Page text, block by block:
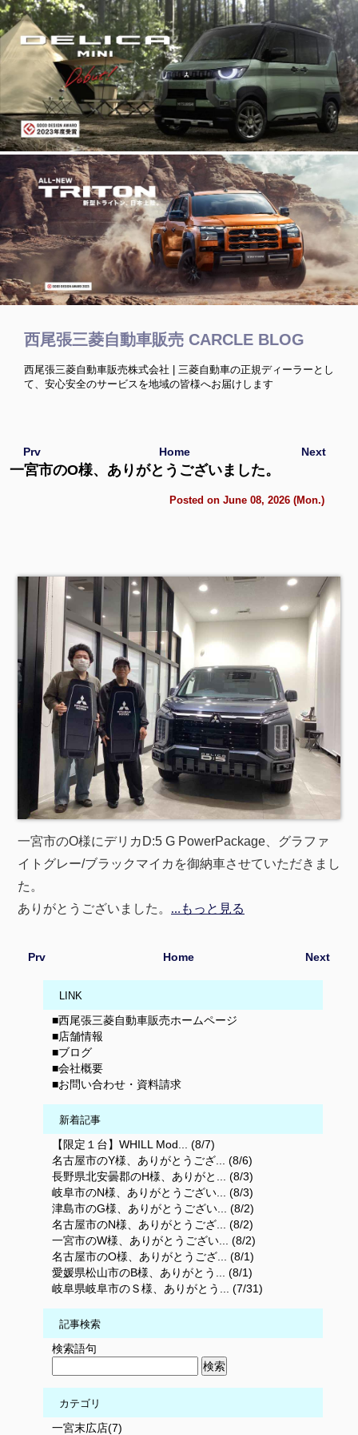
西尾張三菱自動車販売 CARCLE BLOG
西尾張三菱自動車販売株式会社 | 三菱自動車の正規ディーラーとし
て、安心安全のサービスを地域の皆様へお届けします
Next
Prv Home
一宮市のO様、ありがとうございました。
Posted on June 08, 2026 (Mon.)
一宮市のO様にデリカD:5 G PowerPackage、グラファ
イトグレー/ブラックマイカを御納車させていただきまし
た。
ありがとうございました。 …もっと見る
Prv Next
Home
LINK
■西尾張三菱自動車販売ホームページ
■店舗情報
■ブログ
■会社概要
■お問い合わせ・資料請求
新着記事
【限定１台】WHILL Mod... (8/7)
名古屋市のY様、ありがとうござ... (8/6)
長野県北安曇郡のH様、ありがと... (8/3)
岐阜市のN様、ありがとうござい... (8/3)
津島市のG様、ありがとうござい... (8/2)
名古屋市のN様、ありがとうござ... (8/2)
一宮市のW様、ありがとうござい... (8/2)
名古屋市のO様、ありがとうござ... (8/1)
愛媛県松山市のB様、ありがとう... (8/1)
岐阜県岐阜市のＳ様、ありがとう... (7/31)
記事検索
検索語句
カテゴリ
一宮末広店(7)